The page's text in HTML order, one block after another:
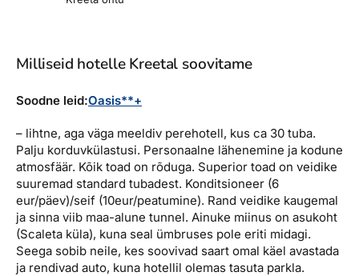
Milliseid hotelle Kreetal soovitame
Soodne leid:Oasis**+
– lihtne, aga väga meeldiv perehotell, kus ca 30 tuba.
Palju korduvkülastusi. Personaalne lähenemine ja kodune
atmosfäär. Kõik toad on rõduga. Superior toad on veidike
suuremad standard tubadest. Konditsioneer (6
eur/päev)/seif (10eur/peatumine). Rand veidike kaugemal
ja sinna viib maa-alune tunnel. Ainuke miinus on asukoht
(Scaleta küla), kuna seal ümbruses pole eriti midagi.
Seega sobib neile, kes soovivad saart omal käel avastada
ja rendivad auto, kuna hotellil olemas tasuta parkla.